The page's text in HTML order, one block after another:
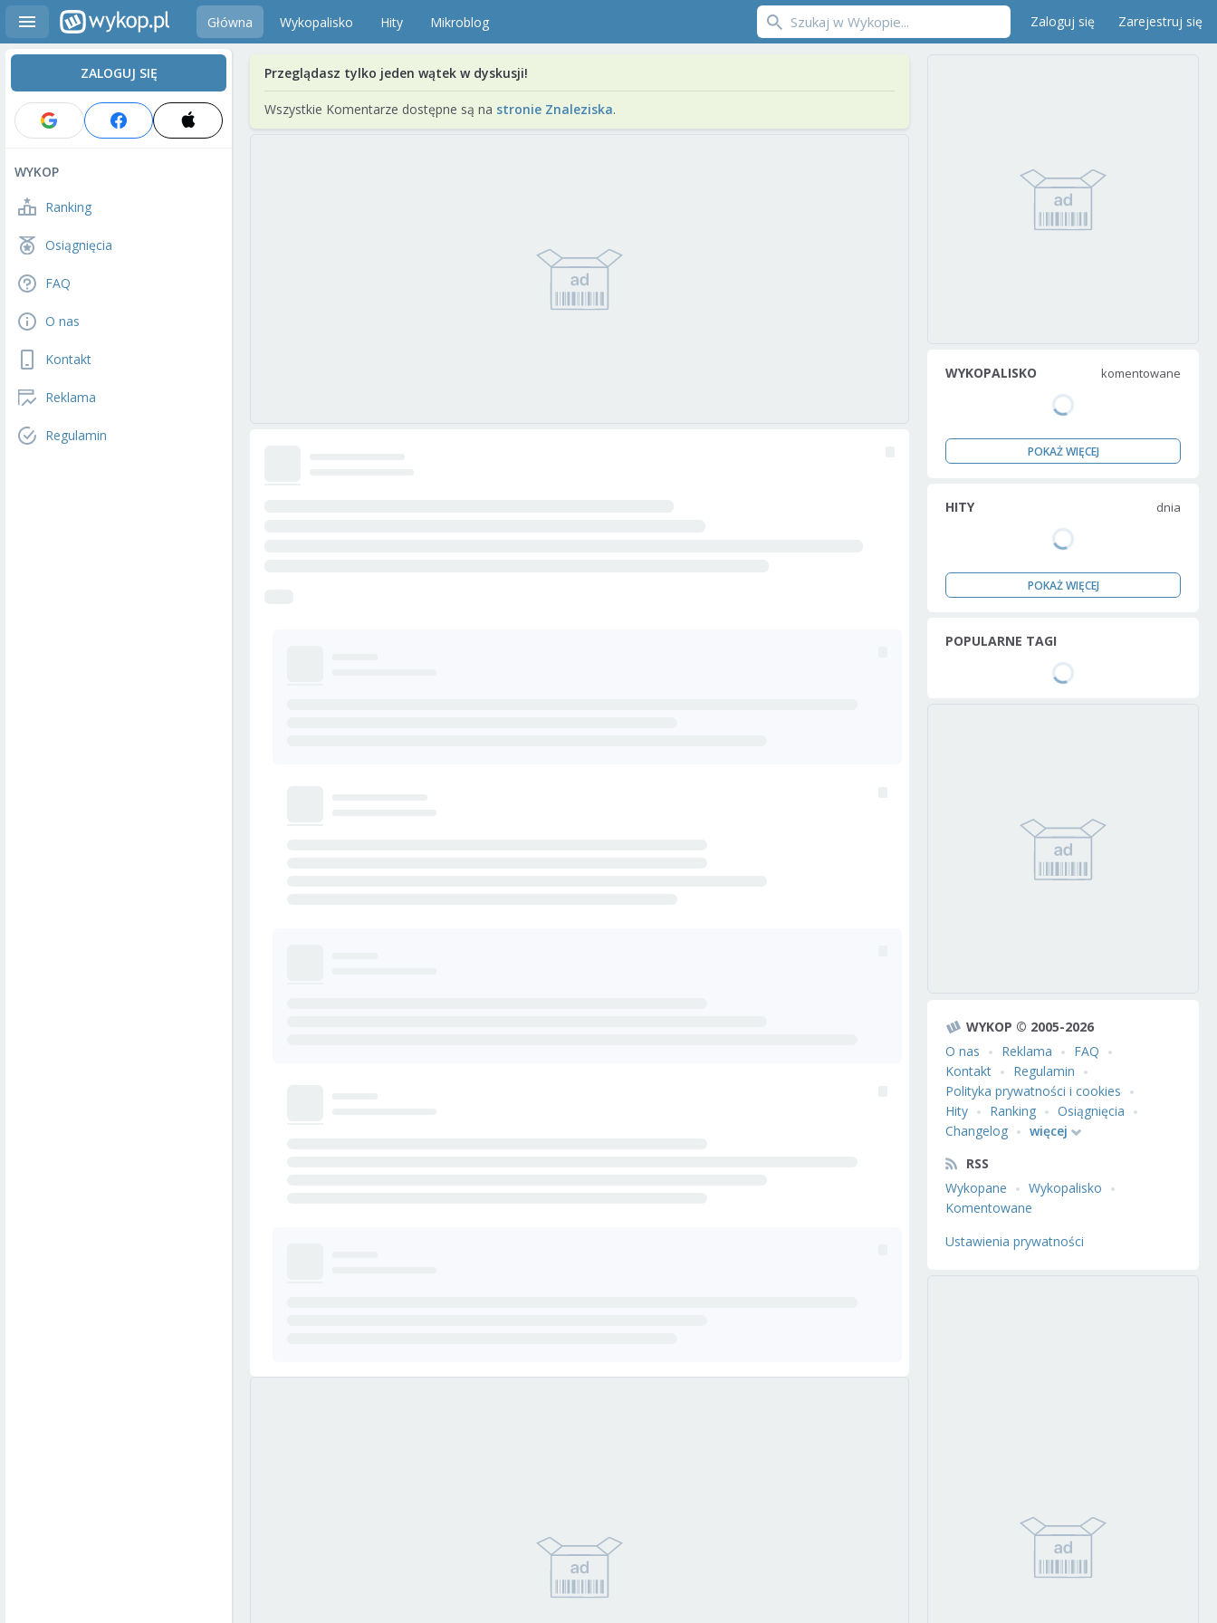
Główna Wykopalisko Hity Mikroblog Zaloguj się Zarejestruj się
ZALOGUJ SIĘ
WYKOP
Ranking
Osiągnięcia
FAQ
O nas
Kontakt
Reklama
Regulamin
Przeglądasz tylko jeden wątek w dyskusji!
Wszystkie Komentarze dostępne są na stronie Znaleziska.
WYKOPALISKO komentowane
POKAŻ WIĘCEJ
HITY dnia
POKAŻ WIĘCEJ
POPULARNE TAGI
WYKOP © 2005-2026
O nas
Reklama
FAQ
Kontakt
Regulamin
Polityka prywatności i cookies
Hity
Ranking
Osiągnięcia
Changelog
więcej
RSS
Wykopane
Wykopalisko
Komentowane
Ustawienia prywatności